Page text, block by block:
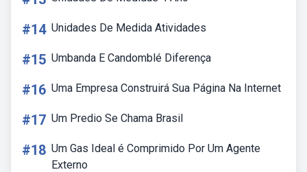
#14 Unidades De Medida Atividades
#15 Umbanda E Candomblé Diferença
#16 Uma Empresa Construirá Sua Página Na Internet
#17 Um Predio Se Chama Brasil
#18 Um Gas Ideal é Comprimido Por Um Agente
Externo